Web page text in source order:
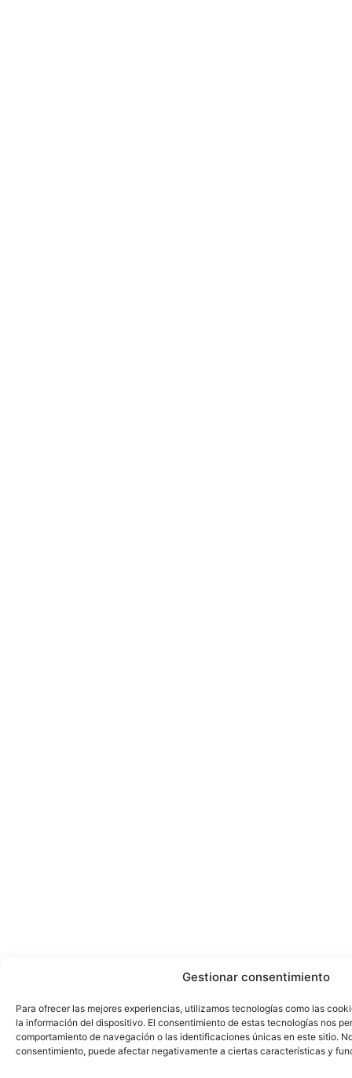
Gestionar consentimiento
Para ofrecer las mejores experiencias, utilizamos tecnologías como las
la información del dispositivo. El consentimiento de estas tecnologías nos
comportamiento de navegación o las identificaciones únicas en este sitio.
consentimiento, puede afectar negativamente a ciertas características y